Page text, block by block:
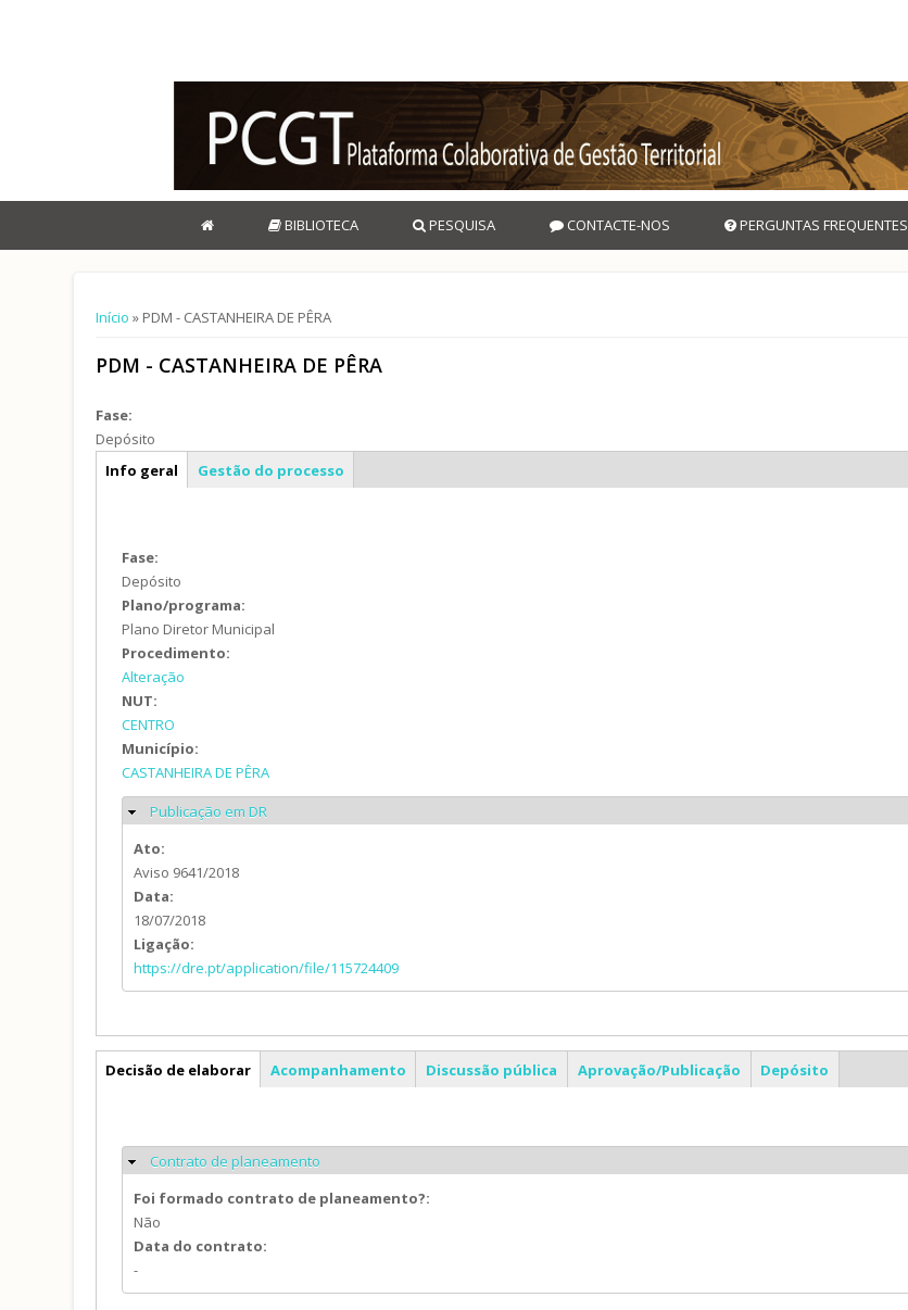
BIBLIOTECA PESQUISA CONTACTE-NOS PERGUNTAS FREQUENTES
Está aqui
Início » PDM - CASTANHEIRA DE PÊRA
PDM - CASTANHEIRA DE PÊRA
Fase:
Depósito
Caracterização geral
Info geral Gestão do processo
Fase:
Depósito
Plano/programa:
Plano Diretor Municipal
Procedimento:
Alteração
NUT:
CENTRO
Município:
CASTANHEIRA DE PÊRA
Ocultar
Publicação em DR
Ato:
Aviso 9641/2018
Data:
18/07/2018
Ligação:
https://dre.pt/application/file/115724409
PDM
Decisão de elaborar Acompanhamento Discussão pública Aprovação/Publicação Depósito
Ocultar
Contrato de planeamento
Foi formado contrato de planeamento?:
Não
Data do contrato:
-